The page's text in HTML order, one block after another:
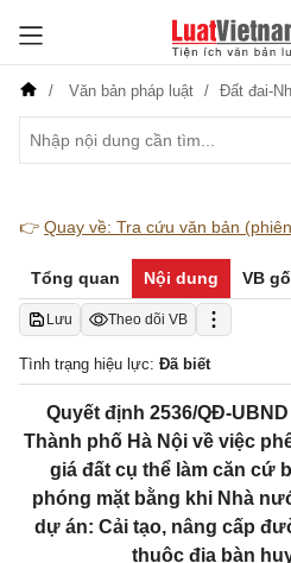
Văn bản pháp luật Đất đai-
👉 Quay về: Tra cứu văn bản
Tổng quan Nội dung VB
Lưu Theo dõi VB
Tình trạng hiệu lực: Đã biết
Quyết định 2536/QĐ-
Thành phố Hà Nội về việc
giá đất cụ thể làm căn cứ
phóng mặt bằng khi Nhà
dự án: Cải tạo, nâng cấp
thuộc địa bàn